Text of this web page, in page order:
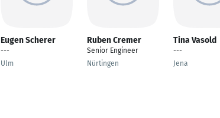
Eugen Scherer
---
Ulm
Ruben Cremer
Senior Engineer
Nürtingen
Tina Vasold
---
Jena